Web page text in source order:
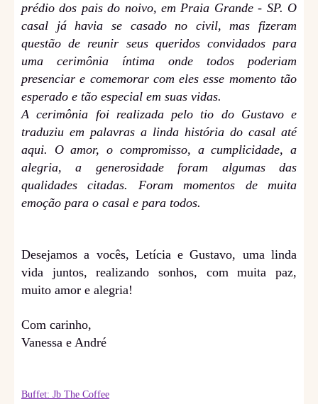
prédio dos pais do noivo, em Praia Grande - SP. O
casal já havia se casado no civil, mas fizeram
questão de reunir seus queridos convidados para
uma cerimônia íntima onde todos poderiam
presenciar e comemorar com eles esse momento tão
esperado e tão especial em suas vidas.
A cerimônia foi realizada pelo tio do Gustavo e
traduziu em palavras a linda história do casal até
aqui. O amor, o compromisso, a cumplicidade, a
alegria, a generosidade foram algumas das
qualidades citadas. Foram momentos de muita
emoção para o casal e para todos.
Desejamos a vocês, Letícia e Gustavo, uma linda
vida juntos, realizando sonhos, com muita paz,
muito amor e alegria!
Com carinho,
Vanessa e André
Buffet: Jb The Coffee